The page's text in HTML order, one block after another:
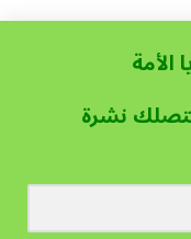
لتصلك نشرة